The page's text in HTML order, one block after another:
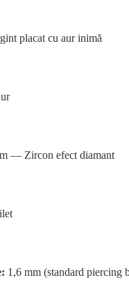
placat cu aur inimă
— Zircon efect diamant
1,6 mm (standard piercing